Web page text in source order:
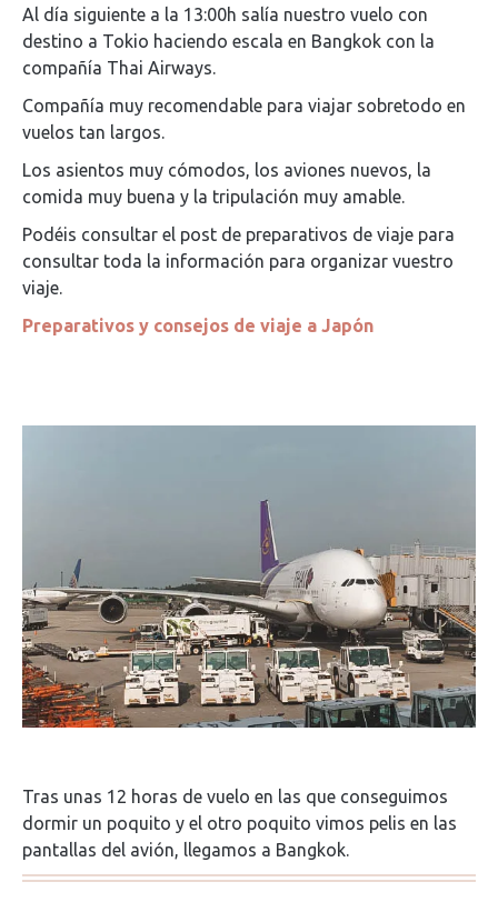
Al día siguiente a la 13:00h salía nuestro vuelo con
destino a Tokio haciendo escala en Bangkok con la
compañía Thai Airways.
Compañía muy recomendable para viajar sobretodo en
vuelos tan largos.
Los asientos muy cómodos, los aviones nuevos, la
comida muy buena y la tripulación muy amable.
Podéis consultar el post de preparativos de viaje para
consultar toda la información para organizar vuestro
viaje.
Preparativos y consejos de viaje a Japón
Tras unas 12 horas de vuelo en las que conseguimos
dormir un poquito y el otro poquito vimos pelis en las
pantallas del avión, llegamos a Bangkok.